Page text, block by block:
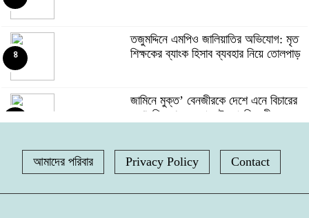
চায়না জাল পুড়িয়ে ধ্বংস,
৮
অসহায় পরিবারের মাঝে ঢেউটিন বিতরণ
৯
শিক্ষার্থীকে ধর্ষণ চেষ্টার অভিযোগ, স্কুলে
অগ্নিসংযোগ ও ভাংচুর
তজুমদ্দিনে এমপিও জালিয়াতির অভিযোগ: মৃত
শিক্ষকের ব্যাংক হিসাব ব্যবহার নিয়ে তোলপাড়
৪
জামিনে মুক্ত’ বেনজীরকে দেশে এনে বিচারের
মুখোমুখি করা হবে: পররাষ্ট্র প্রতিমন্ত্রী
পুটিজানায় মাদকবিরোধী মোবাইল কোর্ট, মাদক
সেবনের দায়ে ৬ মাসের কারাদণ্ড।
আমাদের পরিবার Privacy Policy Contact